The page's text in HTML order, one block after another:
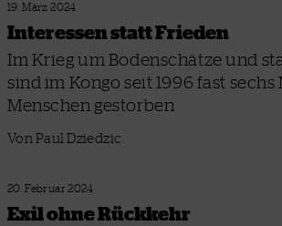
19. März 2024
Interessen statt Frieden
Im Krieg um Bodenschätze und
sind im Kongo seit 1996 fast
Menschen gestorben
Von Paul Dziedzic
20. Februar 2024
Exil ohne Rückkehr